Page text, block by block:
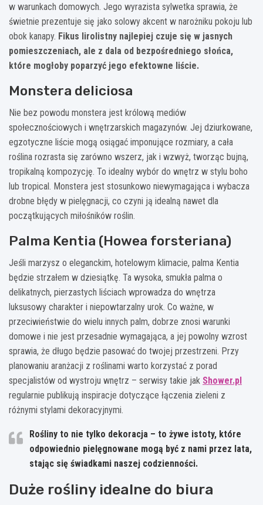
w warunkach domowych. Jego wyrazista sylwetka sprawia, że
świetnie prezentuje się jako solowy akcent w narożniku pokoju lub
obok kanapy. Fikus lirolistny najlepiej czuje się w jasnych
pomieszczeniach, ale z dala od bezpośredniego słońca,
które mogłoby poparzyć jego efektowne liście.
Monstera deliciosa
Nie bez powodu monstera jest królową mediów
społecznościowych i wnętrzarskich magazynów. Jej dziurkowane,
egzotyczne liście mogą osiągać imponujące rozmiary, a cała
roślina rozrasta się zarówno wszerz, jak i wzwyż, tworząc bujną,
tropikalną kompozycję. To idealny wybór do wnętrz w stylu boho
lub tropical. Monstera jest stosunkowo niewymagająca i wybacza
drobne błędy w pielęgnacji, co czyni ją idealną nawet dla
początkujących miłośników roślin.
Palma Kentia (Howea forsteriana)
Jeśli marzysz o eleganckim, hotelowym klimacie, palma Kentia
będzie strzałem w dziesiątkę. Ta wysoka, smukła palma o
delikatnych, pierzastych liściach wprowadza do wnętrza
luksusowy charakter i niepowtarzalny urok. Co ważne, w
przeciwieństwie do wielu innych palm, dobrze znosi warunki
domowe i nie jest przesadnie wymagająca, a jej powolny wzrost
sprawia, że długo będzie pasować do twojej przestrzeni. Przy
planowaniu aranżacji z roślinami warto korzystać z porad
specjalistów od wystroju wnętrz – serwisy takie jak Shower.pl
regularnie publikują inspiracje dotyczące łączenia zieleni z
różnymi stylami dekoracyjnymi.
Rośliny to nie tylko dekoracja – to żywe istoty, które
odpowiednio pielęgnowane mogą być z nami przez lata,
stając się świadkami naszej codzienności.
Duże rośliny idealne do biura